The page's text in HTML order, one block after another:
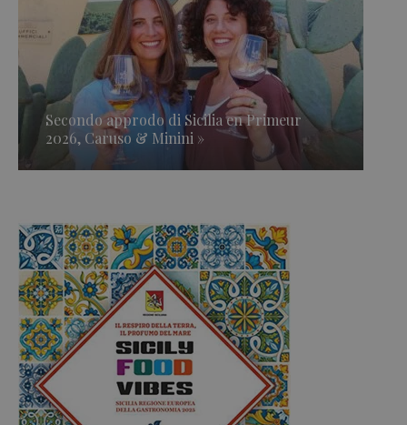
Secondo approdo di Sicilia en Primeur
2026, Caruso & Minini »